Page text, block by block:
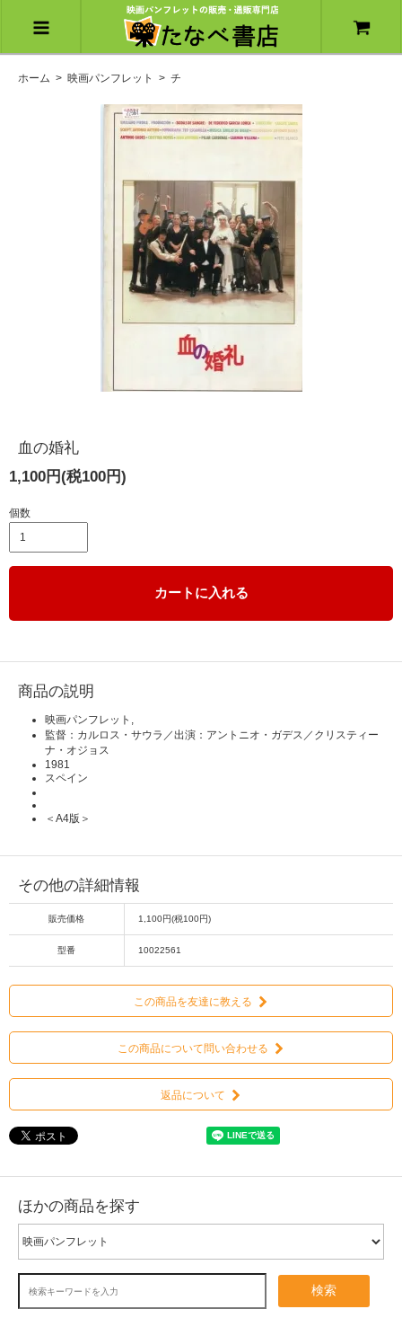
ホーム > 映画パンフレット > チ
血の婚礼
1,100円(税100円)
個数
カートに入れる
商品の説明
映画パンフレット,
監督：カルロス・サウラ／出演：アントニオ・ガデス／クリスティー
ナ・オジョス
1981
スペイン
＜A4版＞
その他の詳細情報
販売価格 1,100円(税100円)
型番 10022561
この商品を友達に教える
この商品について問い合わせる
返品について
ほかの商品を探す
検索